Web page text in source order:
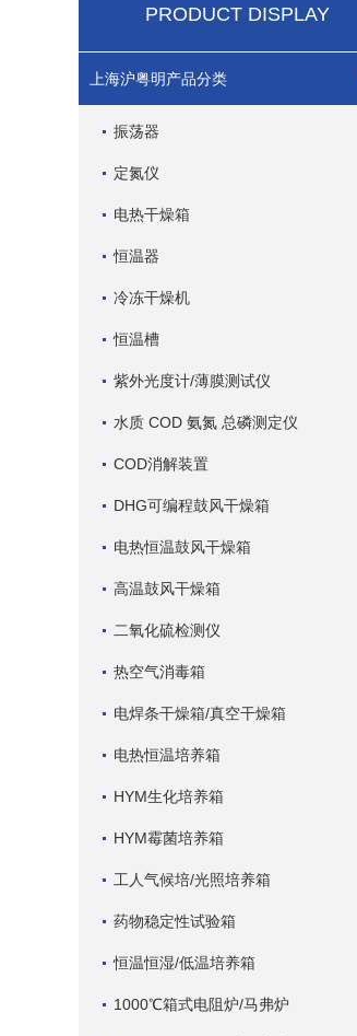
PRODUCT DISPLAY
上海沪粤明产品分类
振荡器
定氮仪
电热干燥箱
恒温器
冷冻干燥机
恒温槽
紫外光度计/薄膜测试仪
水质 COD 氨氮 总磷测定仪
COD消解装置
DHG可编程鼓风干燥箱
电热恒温鼓风干燥箱
高温鼓风干燥箱
二氧化硫检测仪
热空气消毒箱
电焊条干燥箱/真空干燥箱
电热恒温培养箱
HYM生化培养箱
HYM霉菌培养箱
工人气候培/光照培养箱
药物稳定性试验箱
恒温恒湿/低温培养箱
1000℃箱式电阻炉/马弗炉